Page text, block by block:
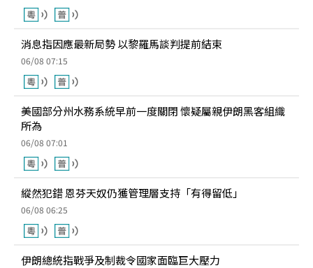
消息指因應最新局勢 以黎羅馬談判提前結束
06/08 07:15
美國部分州水務系統早前一度關閉 懷疑屬親伊朗黑客組織
所為
06/08 07:01
縱然犯錯 恩芬天奴仍獲管理層支持「有得留低」
06/08 06:25
伊朗總統指戰爭及制裁令國家面臨巨大壓力